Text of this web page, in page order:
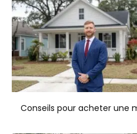
Conseils pour acheter une